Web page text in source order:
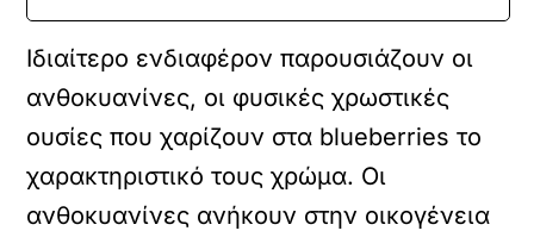
Ιδιαίτερο ενδιαφέρον παρουσιάζουν οι
ανθοκυανίνες, οι φυσικές χρωστικές
ουσίες που χαρίζουν στα blueberries το
χαρακτηριστικό τους χρώμα. Οι
ανθοκυανίνες ανήκουν στην οικογένεια